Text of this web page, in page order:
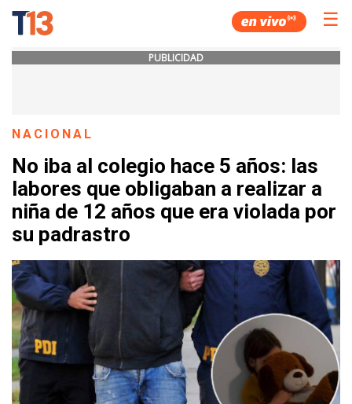
☰
PUBLICIDAD
NACIONAL
No iba al colegio hace 5 años: las
labores que obligaban a realizar a
niña de 12 años que era violada por
su padrastro